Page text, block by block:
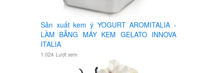
Sản xuất kem ý YOGURT AROMITALIA -
LÀM BẰNG MÁY KEM GELATO INNOVA
ITALIA
1.024 Lượt xem